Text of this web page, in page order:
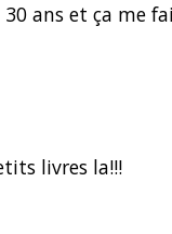
ans et ça me
livres la!!!